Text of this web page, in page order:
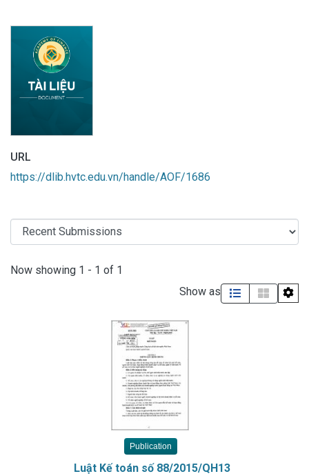
URL
https://dlib.hvtc.edu.vn/handle/AOF/1686
Recent Submissions
Now showing 1 - 1 of 1
Show as
Publication
Luật Kế toán số 88/2015/QH13